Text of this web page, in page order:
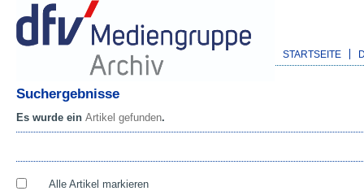
STARTSEITE
Suchergebnisse
Es wurde ein Artikel gefunden.
Alle Artikel markieren